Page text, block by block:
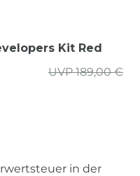
Kit Red
UVP 189,00 €
in der